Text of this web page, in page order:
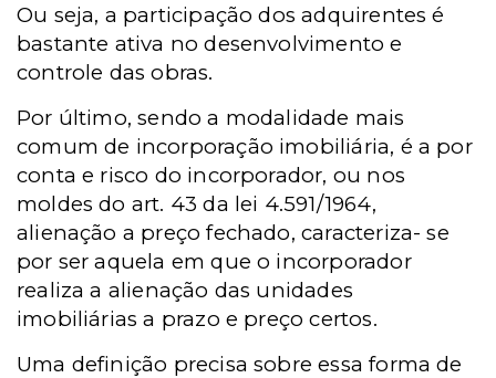
Ou seja, a participação dos adquirentes é
bastante ativa no desenvolvimento e
controle das obras.
Por último, sendo a modalidade mais
comum de incorporação imobiliária, é a por
conta e risco do incorporador, ou nos
moldes do art. 43 da lei 4.591/1964,
alienação a preço fechado, caracteriza- se
por ser aquela em que o incorporador
realiza a alienação das unidades
imobiliárias a prazo e preço certos.
Uma definição precisa sobre essa forma de